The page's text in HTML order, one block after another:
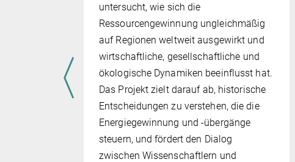
untersucht, wie sich die
Ressourcengewinnung ungleichmäßig
auf Regionen weltweit ausgewirkt und
wirtschaftliche, gesellschaftliche und
ökologische Dynamiken beeinflusst hat.
Das Projekt zielt darauf ab, historische
Entscheidungen zu verstehen, die die
Energiegewinnung und -übergänge
steuern, und fördert den Dialog
zwischen Wissenschaftlern und